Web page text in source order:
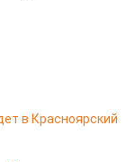
в Красноярский